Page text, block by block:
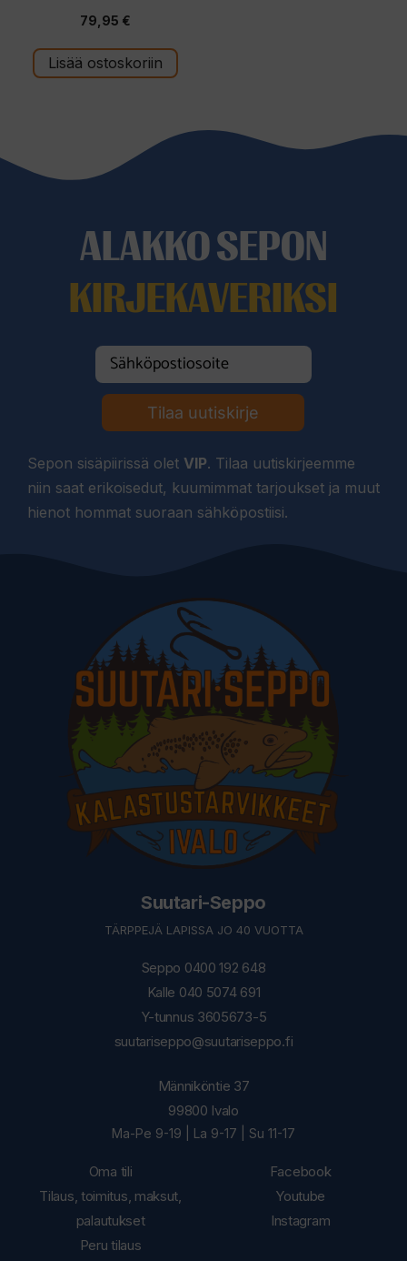
s
t
ä
79,95 €
Lisää ostoskoriin
ALAKKO SEPON
KIRJEKAVERIKSI
Tilaa uutiskirje
Sepon sisäpiirissä olet VIP. Tilaa uutiskirjeemme
niin saat erikoisedut, kuumimmat tarjoukset ja muut
hienot hommat suoraan sähköpostiisi.
Suutari-Seppo
TÄRPPEJÄ LAPISSA JO 40 VUOTTA
Seppo 0400 192 648
Kalle 040 5074 691
Y-tunnus 3605673-5
suutariseppo@suutariseppo.fi
Oma tili
Tilaus, toimitus, maksut,
palautukset
Peru tilaus
Männiköntie 37
99800 Ivalo
Ma-Pe 9-19 | La 9-17 | Su 11-17
Facebook
Youtube
Instagram